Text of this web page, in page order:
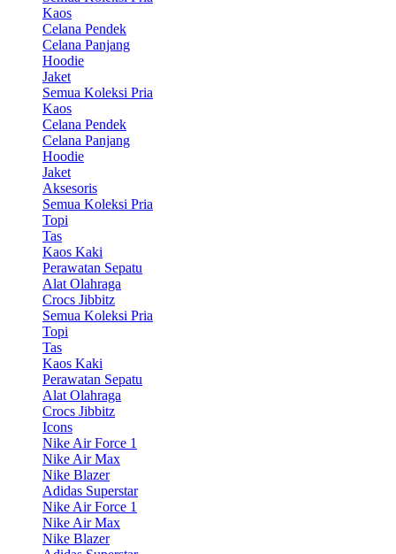
Kaos
Celana Pendek
Celana Panjang
Hoodie
Jaket
Semua Koleksi Pria
Kaos
Celana Pendek
Celana Panjang
Hoodie
Jaket
Aksesoris
Semua Koleksi Pria
Topi
Tas
Kaos Kaki
Perawatan Sepatu
Alat Olahraga
Crocs Jibbitz
Semua Koleksi Pria
Topi
Tas
Kaos Kaki
Perawatan Sepatu
Alat Olahraga
Crocs Jibbitz
Icons
Nike Air Force 1
Nike Air Max
Nike Blazer
Adidas Superstar
Nike Air Force 1
Nike Air Max
Nike Blazer